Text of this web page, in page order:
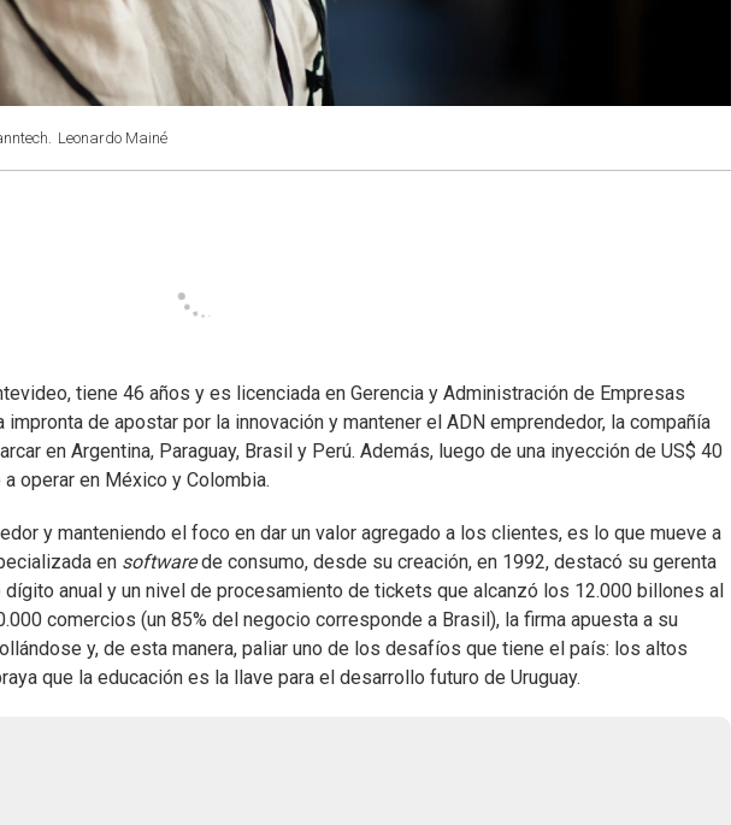
Leonardo Mainé
tiene 46 años y es licenciada en Gerencia y Administración de Empresas
impronta de apostar por la innovación y mantener el ADN emprendedor, la compañía
en Argentina, Paraguay, Brasil y Perú. Además, luego de una inyección de US$ 40
operar en México y Colombia.
y manteniendo el foco en dar un valor agregado a los clientes, es lo que mueve a
en softwarede consumo, desde su creación, en 1992, destacó su gerenta
anual y un nivel de procesamiento de tickets que alcanzó los 12.000 billones al
comercios (un 85% del negocio corresponde a Brasil), la firma apuesta a su
y, de esta manera, paliar uno de los desafíos que tiene el país: los altos
que la educación es la llave para el desarrollo futuro de Uruguay.